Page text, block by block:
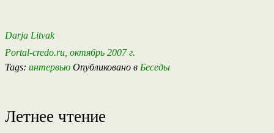
Darja Litvak
Portal-credo.ru, октябрь 2007 г.
Tags: интервью Опубликовано в Беседы
Летнее чтение